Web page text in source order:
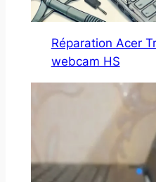
Réparation Acer
webcam HS